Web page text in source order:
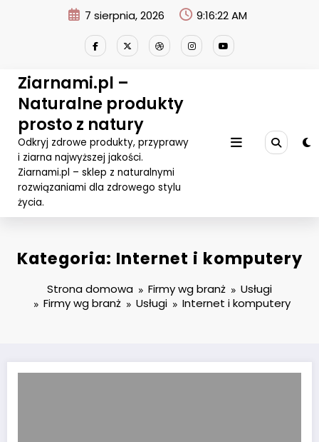
7 sierpnia, 2026 9:16:22 AM
Ziarnami.pl –
Naturalne produkty
prosto z natury
Odkryj zdrowe produkty, przyprawy
i ziarna najwyższej jakości.
Ziarnami.pl – sklep z naturalnymi
rozwiązaniami dla zdrowego stylu
życia.
Kategoria: Internet i komputery
Strona domowa Firmy wg branż
Usługi
Firmy wg branż
Usługi Internet i komputery